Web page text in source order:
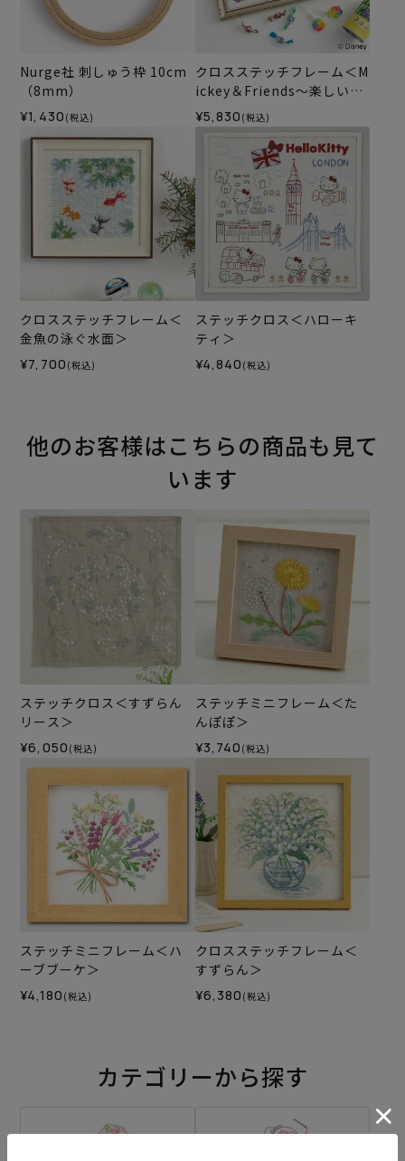
Nurge社 刺しゅう枠 10cm
（8mm）
¥1,430 (税込)
クロスステッチフレーム＜M
ickey＆Friends～楽しい一
日～＞
¥5,830 (税込)
クロスステッチフレーム＜
金魚の泳ぐ水面＞
¥7,700 (税込)
ステッチクロス＜ハローキ
ティ＞
¥4,840 (税込)
他のお客様はこちらの商品も見て
います
ステッチクロス＜すずらん
リース＞
¥6,050 (税込)
ステッチミニフレーム＜た
んぽぽ＞
¥3,740 (税込)
ステッチミニフレーム＜ハ
ーブブーケ＞
¥4,180 (税込)
クロスステッチフレーム＜
すずらん＞
¥6,380 (税込)
カテゴリーから探す